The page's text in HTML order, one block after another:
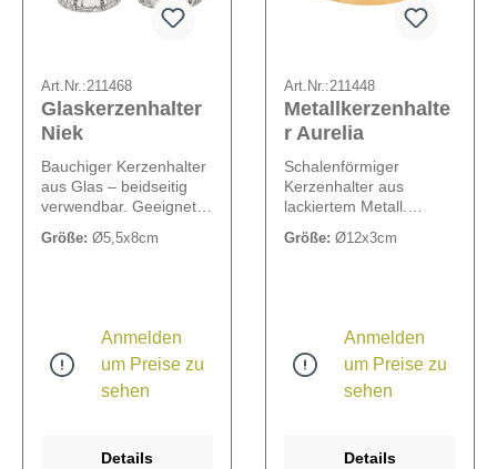
Art.Nr.:211468
Glaskerzenhalter
Niek
Bauchiger Kerzenhalter
aus Glas – beidseitig
verwendbar. Geeignet
einem Durchmesser von
Größe: Ø5,5x8cm
Anmelden
um Preise zu
sehen
Details
Art.Nr.:211448
Metallkerzenhalte
r Aurelia
Schalenförmiger
Kerzenhalter aus
lackiertem Metall.
mit einem Durchmesser
Größe: Ø12x3cm
Anmelden
um Preise zu
sehen
Details